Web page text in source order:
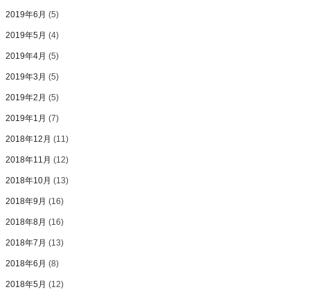
2019年6月 (5)
2019年5月 (4)
2019年4月 (5)
2019年3月 (5)
2019年2月 (5)
2019年1月 (7)
2018年12月 (11)
2018年11月 (12)
2018年10月 (13)
2018年9月 (16)
2018年8月 (16)
2018年7月 (13)
2018年6月 (8)
2018年5月 (12)